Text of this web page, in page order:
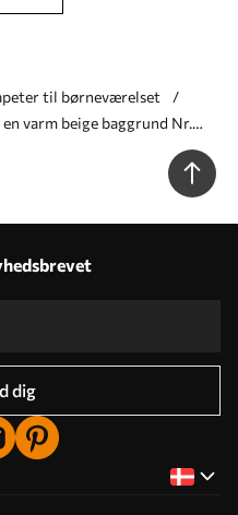
til børneværelset
varm beige baggrund Nr.
dig